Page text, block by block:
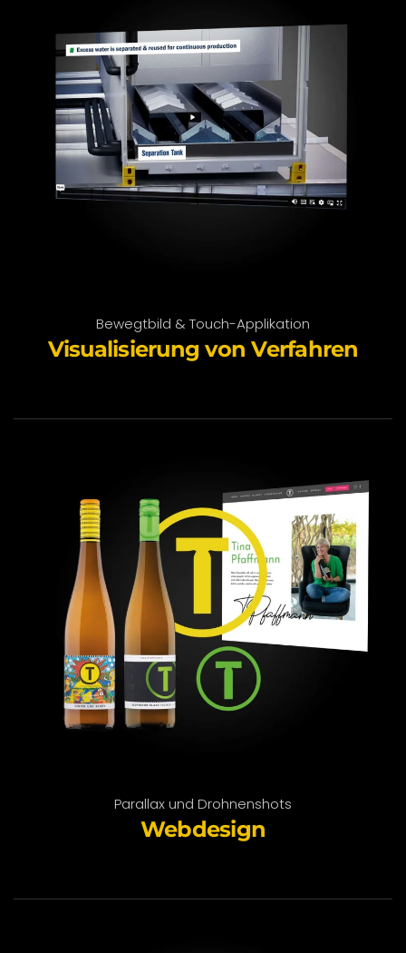
Bewegtbild & Touch-Applikation
Visualisierung von Verfahren
Parallax und Drohnenshots
Webdesign